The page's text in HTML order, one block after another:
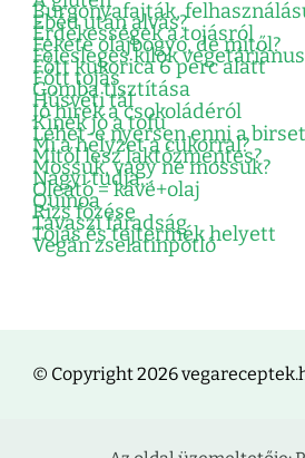
Burgonyafajták,
Ebéd után alvás?
Érdekességek a tojásról
Fekete olajbogyó, de mitől?
Felesleges kilók
Főtt kukorica 6 perc alatt
Főtt tojás
Gomba tisztítása
Húsvéti tál
Jó hírek a csokoládéról
Kinek jó a tofu
Lehet-e nyersen enni a
Mi a helyzet a cukorral?
Mitől lesz laktózmentes?
Mossuk, vagy ne mossuk?
Nagyi tudja…
Oleátó = kávé+olaj
Quinoa
Rizs főzése
Tavaszi fáradság
Tojás és tejtermék helyett
Vegán zselatinpótló
© Copyright 2026